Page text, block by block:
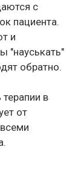
с
пациента.
и
"науськать"
обратно.
в
от